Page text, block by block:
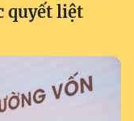
quyết liệt